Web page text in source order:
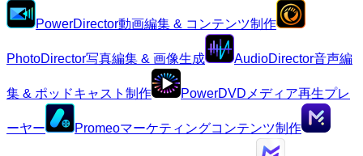
PowerDirector動画編集 & コンテンツ制作
PhotoDirector写真編集 & 画像生成 AudioDirector音声編
集 & ポッドキャスト制作 PowerDVD メディア再生プレ
ーヤー Promeoマーケティングコンテンツ制作